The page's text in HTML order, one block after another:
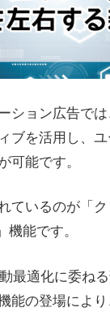
ション広告で
ブを活用し、
可能です。
ているのが「
能です。
最適化に委ね
能の登場によ